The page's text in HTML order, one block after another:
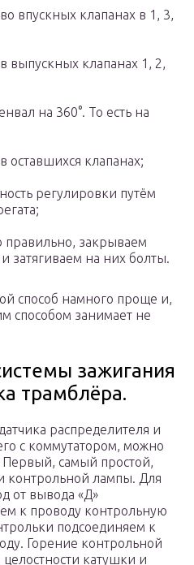
впускных клапанах в 1, 3,
выпускных клапанах 1, 2,
на 360°. То есть на
оставшихся клапанах;
регулировки путём
правильно, закрываем
затягиваем на них болты.
способ намного проще и,
способом занимает не
зажигания
трамблёра.
распределителя и
с коммутатором, можно
самый простой,
контрольной лампы. Для
от вывода «Д»
к проводу контрольную
подсоединяем к
Горение контрольной
катушки и